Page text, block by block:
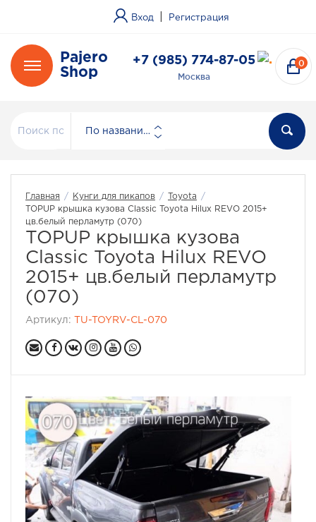
Вход Регистрация
Pajero
Shop
+7 (985) 774-87-05
Москва
0
По названию
Главная / Кунги для пикапов / Toyota
/
TOPUP крышка кузова Classic Toyota Hilux REVO 2015+
цв.белый перламутр (070)
TOPUP крышка кузова
Classic Toyota Hilux REVO
2015+ цв.белый перламутр
(070)
Артикул: TU-TOYRV-CL-070